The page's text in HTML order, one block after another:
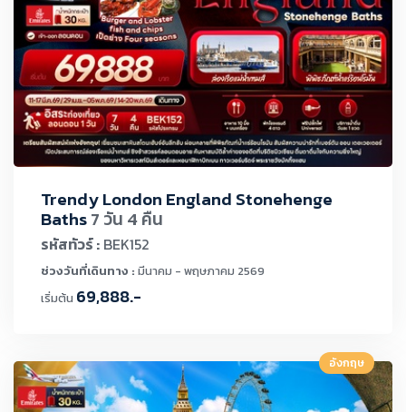
Trendy London England Stonehenge
Baths7 วัน 4 คืน
รหัสทัวร์ : BEK152
ช่วงวันที่เดินทาง : มีนาคม - พฤษภาคม 2569
เริ่มต้น 69,888.-
อังกฤษ